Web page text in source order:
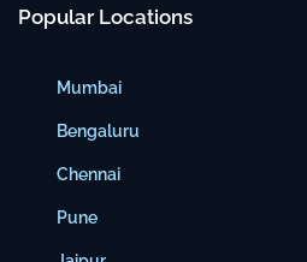
Popular Locations
Mumbai
Bengaluru
Chennai
Pune